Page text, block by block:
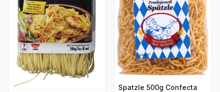
Spatzle 500g Confecta